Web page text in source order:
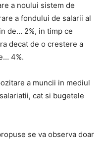
a noului sistem de
a fondului de salarii al
de… 2%, in timp ce
decat de o crestere a
4%.
a muncii in mediul
cat si bugetele
se va observa doar